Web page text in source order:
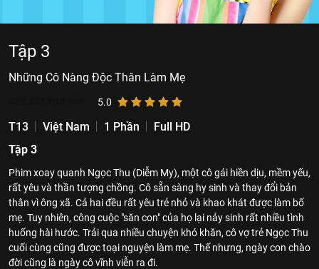
Tập 3
Những Cô Nàng Độc Thân Làm Mẹ
5.0
T13 Việt Nam 1 Phần
Full HD
Tập 3
Phim xoay quanh Ngọc Thu (Diễm My), một cô gái hiền dịu, mềm yếu,
rất yêu và thần tượng chồng. Cô sẵn sàng hy sinh và thay đổi bản
thân vì ông xã. Cả hai đều rất yêu trẻ nhỏ và khao khát được làm bố
mẹ. Tuy nhiên, công cuộc "săn con" của họ lại nảy sinh rất nhiều tình
huống hài hước. Trải qua nhiều chuyện khó khăn, cô vợ trẻ Ngọc Thu
cuối cùng cũng được toại nguyện làm mẹ. Thế nhưng, ngày con chào
đời cũng là ngày cô vĩnh viễn ra đi.